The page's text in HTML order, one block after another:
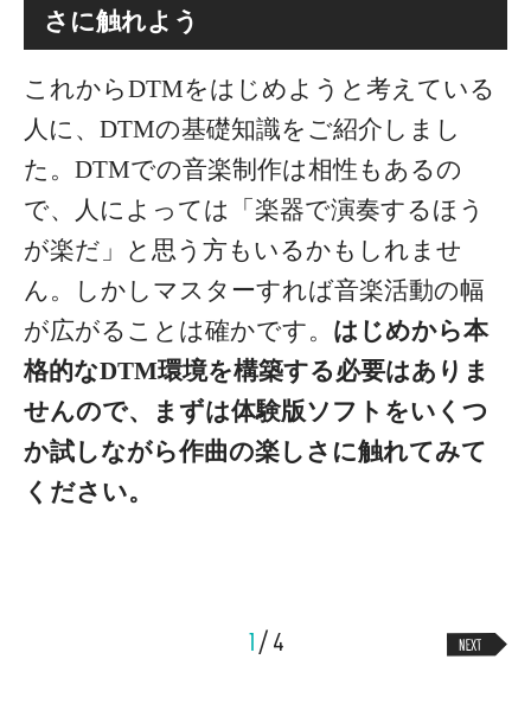
さに触れよう
これからDTMをはじめようと考えている
人に、DTMの基礎知識をご紹介しまし
た。 DTMでの音楽制作は相性もあるの
で、人によっては「楽器で演奏するほう
が楽だ」と思う方もいるかもしれませ
ん。しかしマスターすれば音楽活動の幅
が広がることは確かです。 はじめから本
格的なDTM環境を構築する必要はありま
せんので、まずは体験版ソフトをいくつ
か試しながら作曲の楽しさに触れてみて
ください。
1/ 4